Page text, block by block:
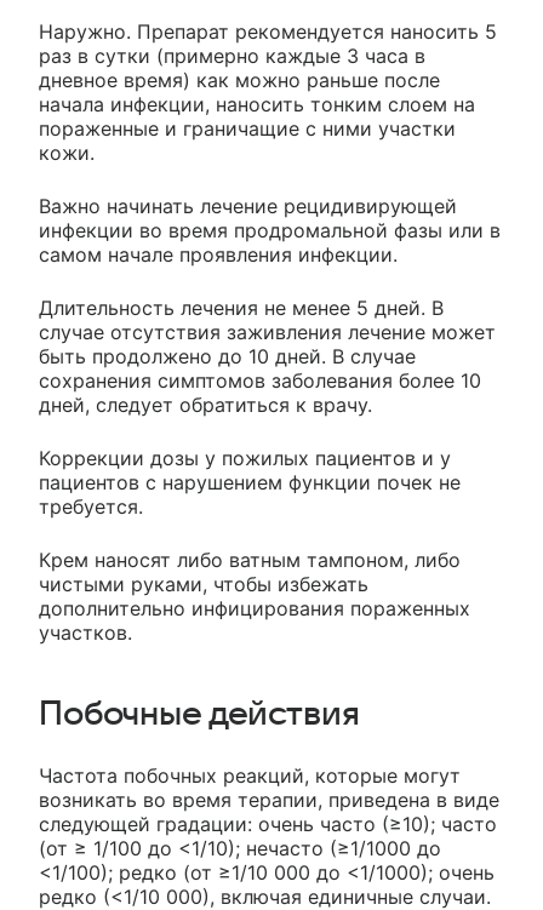
Наружно. Препарат рекомендуется наносить 5
раз в сутки (примерно каждые 3 часа в
дневное время) как можно раньше после
начала инфекции, наносить тонким слоем на
пораженные и граничащие с ними участки
кожи.
Важно начинать лечение рецидивирующей
инфекции во время продромальной фазы или в
самом начале проявления инфекции.
Длительность лечения не менее 5 дней. В
случае отсутствия заживления лечение может
быть продолжено до 10 дней. В случае
сохранения симптомов заболевания более 10
дней, следует обратиться к врачу.
Коррекции дозы у пожилых пациентов и у
пациентов с нарушением функции почек не
требуется.
Крем наносят либо ватным тампоном, либо
чистыми руками, чтобы избежать
дополнительно инфицирования пораженных
участков.
Побочные действия
Частота побочных реакций, которые могут
возникать во время терапии, приведена в виде
следующей градации: очень часто (≥10); часто
(от ≥ 1/100 до <1/10); нечасто (≥1/1000 до
<1/100); редко (от ≥1/10 000 до <1/1000); очень
редко (<1/10 000), включая единичные случаи.